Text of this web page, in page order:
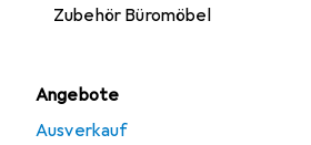
Zubehör Büromöbel
Angebote
Ausverkauf